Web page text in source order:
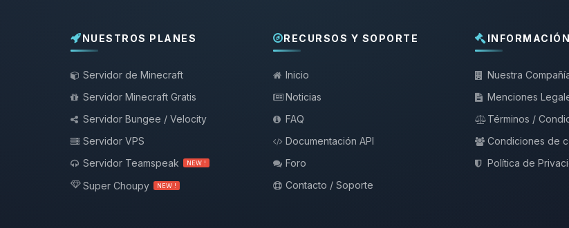
NUESTROS PLANES
Servidor de Minecraft
Servidor Minecraft Gratis
Servidor Bungee / Velocity
Servidor VPS
Servidor Teamspeak
NEW !
Super Choupy NEW !
RECURSOS Y SOPORTE
Inicio
Noticias
FAQ
Documentación API
Foro
Contacto / Soporte
Nuestra
Menciones
Términos /
Condiciones de
Política de